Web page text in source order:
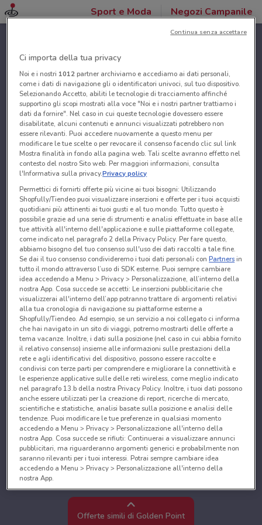
Sport e Moda Negozi Campanile
Offerte simili di Golden Point
Ci importa della tua privacy
Noi e i nostri 1012partner archiviamo e accediamo ai dati personali,
come i dati di navigazione gli o identificatori univoci, sul tuo dispositivo.
Selezionando Accetto, abiliti le tecnologie di tracciamento affinché
supportino gli scopi mostrati alla voce "Noi e i nostri partner trattiamo i
dati da fornire". Nel caso in cui queste tecnologie dovessero essere
disabilitate, alcuni contenuti e annunci visualizzati potrebbero non
essere rilevanti. Puoi accedere nuovamente a questo menu per
modificare le tue scelte o per revocare il consenso facendo clic sul link
Mostra finalità in fondo alla pagina web. Tali scelte avranno effetto nel
contesto del nostro Sito web. Per maggiori informazioni, consulta
l'Informativa sulla privacy.Privacy policy
Permettici di fornirti offerte più vicine ai tuoi bisogni: Utilizzando
Shopfully/Tiendeo puoi visualizzare inserzioni e offerte per i tuoi acquisti
quotidiani più attinenti ai tuoi gusti e al tuo mondo. Tutto questo è
possibile grazie ad una serie di strumenti e analisi effettuate in base alle
tue attività all'interno dell'applicazione e sulle piattaforme collegate,
come indicato nel paragrafo 2 della Privacy Policy. Per fare questo,
abbiamo bisogno del tuo consenso sull'uso dei dati raccolti a tale fine.
Se dai il tuo consenso condivideremo i tuoi dati personali conPartnersin
tutto il mondo attraverso l’uso di SDK esterne. Puoi sempre cambiare
idea accedendo a Menu > Privacy > Personalizzazione, all’interno della
nostra App. Cosa succede se accetti: Le inserzioni pubblicitarie che
visualizzerai all'interno dell’app potranno trattare di argomenti relativi
alla tua cronologia di navigazione su piattaforme esterne a
Shopfully/Tiendeo. Ad esempio, se un servizio a noi collegato ci informa
che hai navigato in un sito di viaggi, potremo mostrarti delle offerte a
tema vacanze. Inoltre, i dati sulla posizione (nel caso in cui abbia fornito
il relativo consenso) insieme alle informazioni sulle prestazioni della
rete e agli identificativi del dispositivo, possono essere raccolte e
condivisi con terze parti per comprendere e migliorare la connettività e
le esperienze applicative sulle delle reti wireless, come meglio indicato
nel paragrafo 13.b della nostra Privacy Policy. Inoltre, i tuoi dati possono
anche essere utilizzati per la creazione di report, ricerche di mercato,
scientifiche e statistiche, analisi basate sulla posizione e analisi delle
tendenze. Puoi modificare le tue preferenze in qualsiasi momento
accedendo a Menu > Privacy > Personalizzazione all'interno della
nostra App. Cosa succede se rifiuti: Continuerai a visualizzare annunci
pubblicitari, ma riguarderanno argomenti generici e probabilmente non
saranno rilevanti per i tuoi interessi. Potrai sempre cambiare idea
accedendo a Menu > Privacy > Personalizzazione all'interno della
nostra App.
Noi e i nostri partner trattiamo i dati per fornire:
Utilizzare dati di geolocalizzazione precisi. Scansione attiva delle
caratteristiche del dispositivo ai fini dell’identificazione. Archiviare
Continua senza accettare